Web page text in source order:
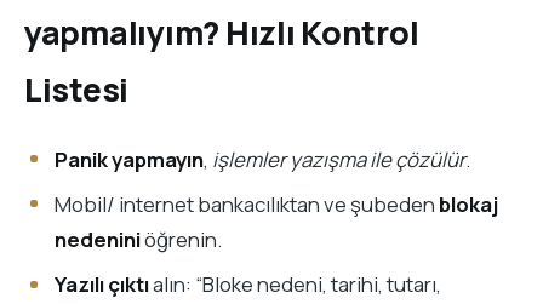
yapmalıyım? Hızlı Kontrol
Listesi
Panik yapmayın, işlemler yazışma ile çözülür.
Mobil/ internet bankacılıktan ve şubeden blokaj
nedeniniöğrenin.
Yazılı çıktıalın: “Bloke nedeni, tarihi, tutarı,